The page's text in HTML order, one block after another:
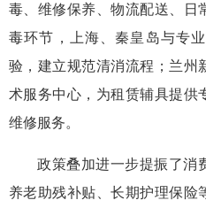
毒、维修保养、物流配送、日
毒环节，上海、秦皇岛与专
验，建立规范清消流程；兰州
术服务中心，为租赁辅具提供
维修服务。
政策叠加进一步提振了消
养老助残补贴、长期护理保险